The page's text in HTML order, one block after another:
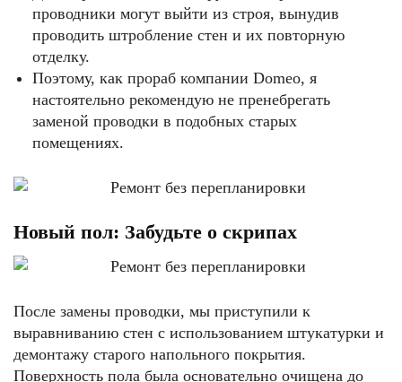
проводники могут выйти из строя, вынудив
проводить штробление стен и их повторную
отделку.
Поэтому, как прораб компании Domeo, я
настоятельно рекомендую не пренебрегать
заменой проводки в подобных старых
помещениях.
Новый пол: Забудьте о скрипах
После замены проводки, мы приступили к
выравниванию стен с использованием штукатурки и
демонтажу старого напольного покрытия.
Поверхность пола была основательно очищена до